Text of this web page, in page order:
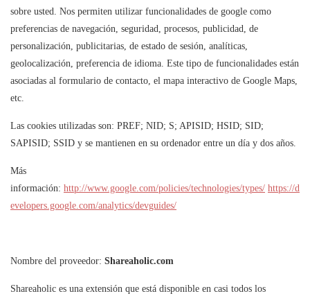
sobre usted. Nos permiten utilizar funcionalidades de google como
preferencias de navegación, seguridad, procesos, publicidad, de
personalización, publicitarias, de estado de sesión, analíticas,
geolocalización, preferencia de idioma. Este tipo de funcionalidades están
asociadas al formulario de contacto, el mapa interactivo de Google Maps,
etc.
Las cookies utilizadas son: PREF; NID; S; APISID; HSID; SID;
SAPISID; SSID y se mantienen en su ordenador entre un día y dos años.
Más
información: http://www.google.com/policies/technologies/types/ https://d
evelopers.google.com/analytics/devguides/
Nombre del proveedor: Shareaholic.com
Shareaholic es una extensión que está disponible en casi todos los